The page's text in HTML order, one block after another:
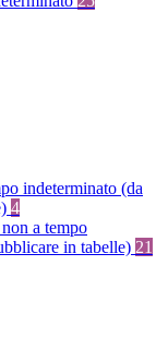
indeterminato (da
4
a tempo
in tabelle) 21